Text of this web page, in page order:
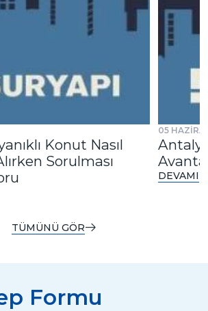
Konut Nasıl
Sorulması
05
DEVAMI
TÜMÜNÜ GÖR
Formu